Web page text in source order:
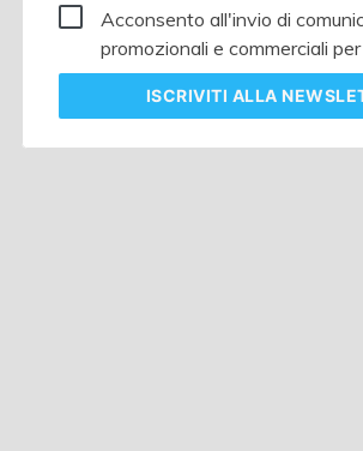
Acconsento all'invio di
promozionali e commerciali
ISCRIVITI ALLA